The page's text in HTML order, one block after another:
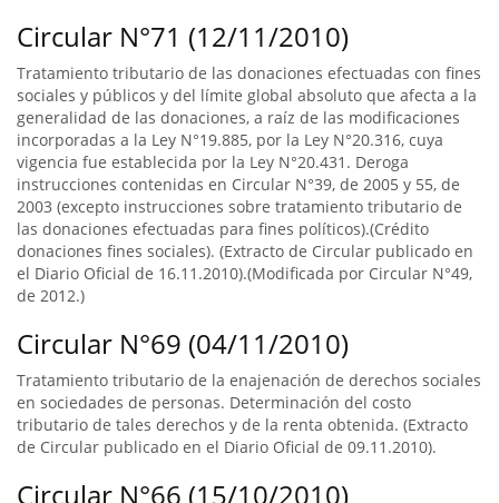
Circular N°71 (12/11/2010)
Tratamiento tributario de las donaciones efectuadas con fines
sociales y públicos y del límite global absoluto que afecta a la
generalidad de las donaciones, a raíz de las modificaciones
incorporadas a la Ley N°19.885, por la Ley N°20.316, cuya
vigencia fue establecida por la Ley N°20.431. Deroga
instrucciones contenidas en Circular N°39, de 2005 y 55, de
2003 (excepto instrucciones sobre tratamiento tributario de
las donaciones efectuadas para fines políticos).(Crédito
donaciones fines sociales). (Extracto de Circular publicado en
el Diario Oficial de 16.11.2010).(Modificada por Circular N°49,
de 2012.)
Circular N°69 (04/11/2010)
Tratamiento tributario de la enajenación de derechos sociales
en sociedades de personas. Determinación del costo
tributario de tales derechos y de la renta obtenida. (Extracto
de Circular publicado en el Diario Oficial de 09.11.2010).
Circular N°66 (15/10/2010)